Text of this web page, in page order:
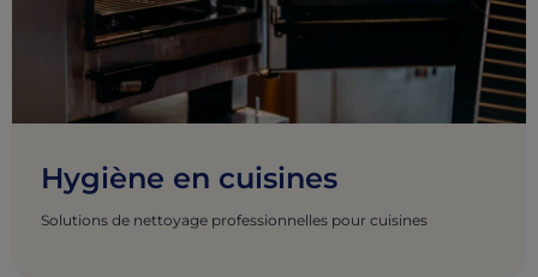
Hygiène en cuisines
Solutions de nettoyage professionnelles pour cuisines